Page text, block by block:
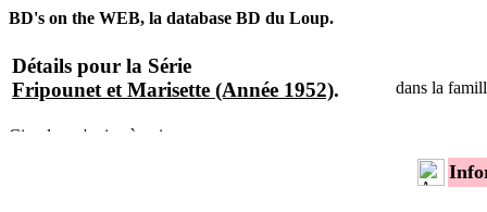
BD's on the WEB, la database BD du Loup.
Détails pour la Série
Fripounet et Marisette (Année 1952). dans la